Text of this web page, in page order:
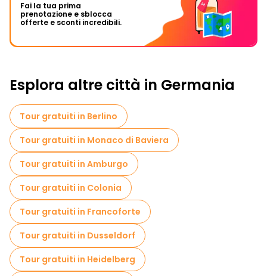
Fai la tua prima
prenotazione e sblocca
offerte e sconti incredibili.
Esplora altre città in Germania
Tour gratuiti in Berlino
Tour gratuiti in Monaco di Baviera
Tour gratuiti in Amburgo
Tour gratuiti in Colonia
Tour gratuiti in Francoforte
Tour gratuiti in Dusseldorf
Tour gratuiti in Heidelberg